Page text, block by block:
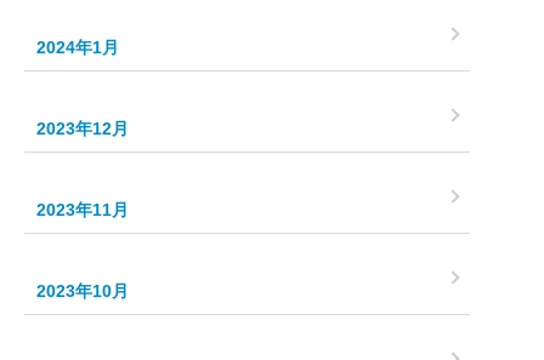
2024年1月
2023年12月
2023年11月
2023年10月